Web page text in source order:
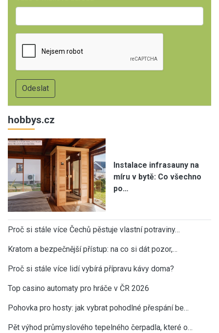
hobbys.cz
Instalace infrasauny na
míru v bytě: Co všechno
po…
Proč si stále více Čechů pěstuje vlastní potraviny…
Kratom a bezpečnější přístup: na co si dát pozor,…
Proč si stále více lidí vybírá přípravu kávy doma?
Top casino automaty pro hráče v ČR 2026
Pohovka pro hosty: jak vybrat pohodlné přespání be…
Pět výhod průmyslového tepelného čerpadla, které o…